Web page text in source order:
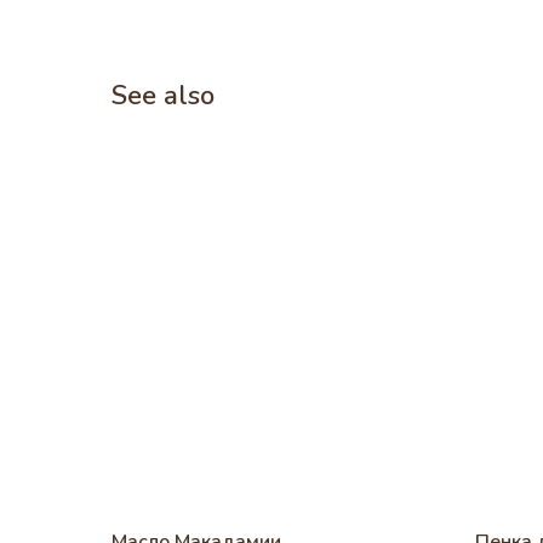
See also